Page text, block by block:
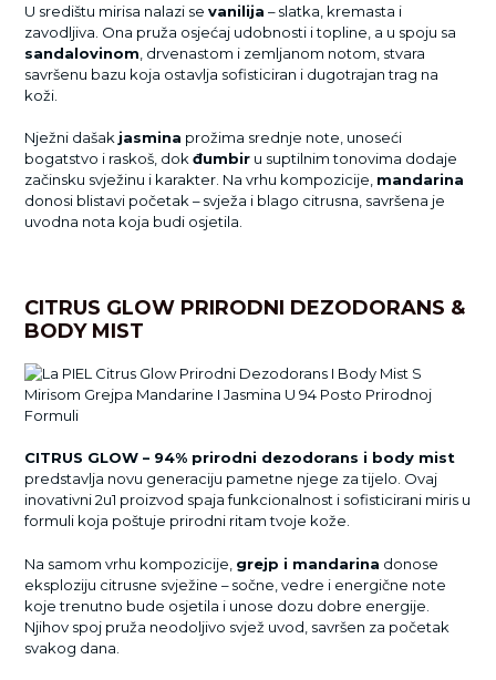
U središtu mirisa nalazi se vanilija – slatka, kremasta i
zavodljiva. Ona pruža osjećaj udobnosti i topline, a u spoju sa
sandalovinom , drvenastom i zemljanom notom, stvara
savršenu bazu koja ostavlja sofisticiran i dugotrajan trag na
koži.
Nježni dašak jasmina prožima srednje note, unoseći
bogatstvo i raskoš, dokđumbir u suptilnim tonovima dodaje
začinsku svježinu i karakter. Na vrhu kompozicije, mandarina
donosi blistavi početak – svježa i blago citrusna, savršena je
uvodna nota koja budi osjetila.
CITRUS GLOW PRIRODNI DEZODORANS &
BODY MIST
CITRUS GLOW – 94% prirodni dezodorans i body mist
predstavlja novu generaciju pametne njege za tijelo. Ovaj
inovativni 2u1 proizvod spaja funkcionalnost i sofisticirani miris u
formuli koja poštuje prirodni ritam tvoje kože.
Na samom vrhu kompozicije, grejp i mandarina donose
eksploziju citrusne svježine – sočne, vedre i energične note
koje trenutno bude osjetila i unose dozu dobre energije.
Njihov spoj pruža neodoljivo svjež uvod, savršen za početak
svakog dana.